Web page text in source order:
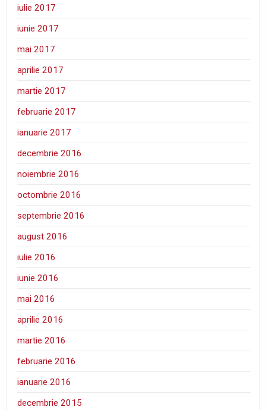
iulie 2017
iunie 2017
mai 2017
aprilie 2017
martie 2017
februarie 2017
ianuarie 2017
decembrie 2016
noiembrie 2016
octombrie 2016
septembrie 2016
august 2016
iulie 2016
iunie 2016
mai 2016
aprilie 2016
martie 2016
februarie 2016
ianuarie 2016
decembrie 2015